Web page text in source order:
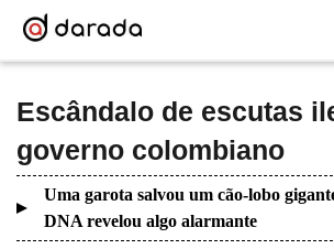
Escândalo de escutas
governo colombiano
Uma garota salvou um cão-lobo
DNA revelou algo alarmante